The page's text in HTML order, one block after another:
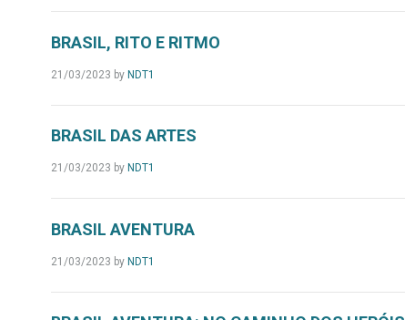
BRASIL, RITO E RITMO
21/03/2023 by NDT1
BRASIL DAS ARTES
21/03/2023 by NDT1
BRASIL AVENTURA
21/03/2023 by NDT1